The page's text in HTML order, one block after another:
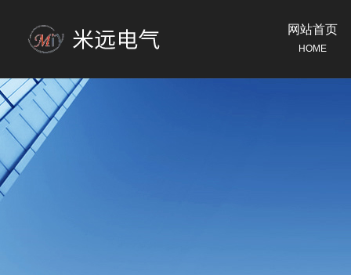
网站首页
HOME